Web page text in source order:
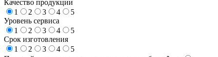
Качество продукции
1
2 3 4
5
Уровень сервиса
1
2 3 4
5
Срок изготовления
1
2 3 4
5